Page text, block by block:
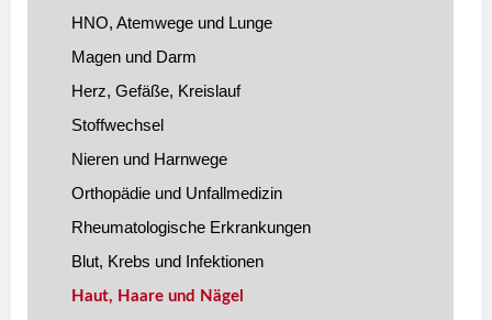
HNO, Atemwege und Lunge
Magen und Darm
Herz, Gefäße, Kreislauf
Stoffwechsel
Nieren und Harnwege
Orthopädie und Unfallmedizin
Rheumatologische Erkrankungen
Blut, Krebs und Infektionen
Haut, Haare und Nägel